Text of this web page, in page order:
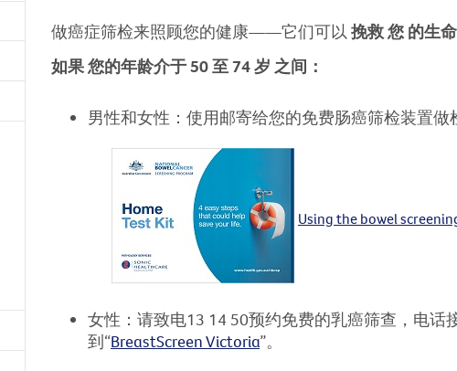
做癌症筛检来照顾您的健康——它们可以 挽救您 的生命
如果您的年龄介于50至74岁 之间：
男性和女性：使用邮寄给您的免费肠癌筛检装置做
Using the bowel
女性：请致电13 14 50预约免费的乳癌筛查，电话
到“BreastScreen Victoria”。